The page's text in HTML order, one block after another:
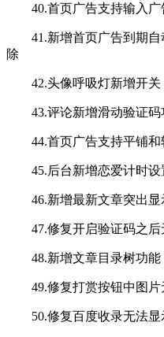
40.首页广告支持输入广
41.新增首页广告到期自
除
42.头像呼吸灯新增开关
43.评论新增滑动验证码
44.首页广告支持平铺和
45.后台新增恋爱计时设
46.新增最新文章突出显
47.修复开启验证码之后
48.新增文章目录树功能
49.修复打赏按钮中图片
50.修复百度收录无法显